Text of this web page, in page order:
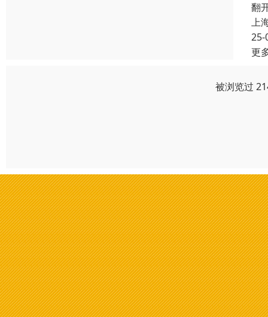
翻
上
25-
更
被浏览过